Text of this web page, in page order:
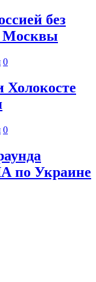
без
Москвы
0
Холокосте
0
по Украине